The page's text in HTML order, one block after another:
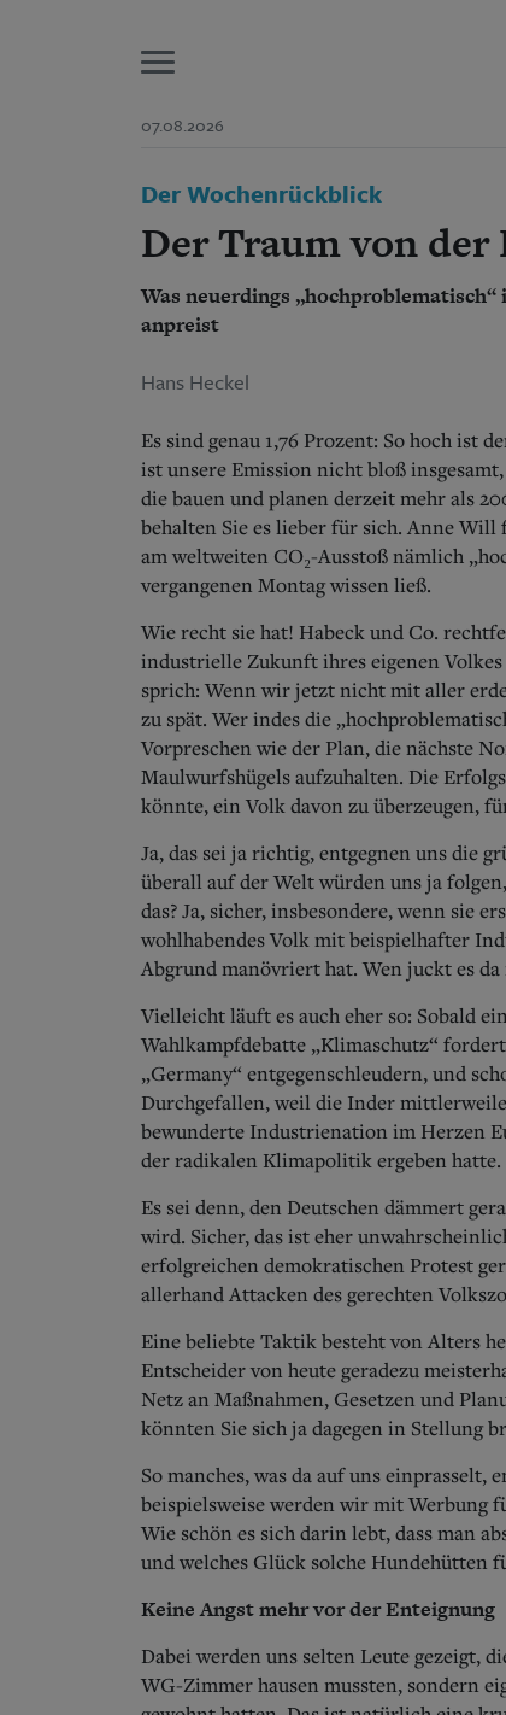
07.08.2026
Start
Aktuelle Ausgabe
Abonnent werden
Abo Prämien
Mediadaten
Suchen und finden
Der Wochenrückblick
Der Traum von
Was neuerdings
anpreist
Hans Heckel
Es sind genau 1,76 Prozent: So hoch ist
ist unsere Emission nicht bloß
die bauen und planen derzeit mehr als
behalten Sie es lieber für sich. Anne
am weltweiten CO₂-Ausstoß nämlich
vergangenen Montag wissen ließ.
Wie recht sie hat! Habeck und Co.
industrielle Zukunft ihres eigenen
sprich: Wenn wir jetzt nicht mit aller
zu spät. Wer indes die
Vorpreschen wie der Plan, die nächste
Maulwurfshügels aufzuhalten. Die
könnte, ein Volk davon zu überzeugen,
Ja, das sei ja richtig, entgegnen uns die
überall auf der Welt würden uns ja
das? Ja, sicher, insbesondere, wenn sie
wohlhabendes Volk mit beispielhafter
Abgrund manövriert hat. Wen juckt es
Vielleicht läuft es auch eher so: Sobald
Wahlkampfdebatte „Klimaschutz“
„Germany“ entgegenschleudern, und
Durchgefallen, weil die Inder
bewunderte Industrienation im Herzen
der radikalen Klimapolitik ergeben hatte.
Es sei denn, den Deutschen dämmert
wird. Sicher, das ist eher
erfolgreichen demokratischen Protest
allerhand Attacken des gerechten
Eine beliebte Taktik besteht von Alters
Entscheider von heute geradezu
Netz an Maßnahmen, Gesetzen und
könnten Sie sich ja dagegen in Stellung
So manches, was da auf uns
beispielsweise werden wir mit Werbung
Wie schön es sich darin lebt, dass man
und welches Glück solche Hundehütten
Keine Angst mehr vor der Enteignung
Dabei werden uns selten Leute gezeigt,
WG-Zimmer hausen mussten, sondern